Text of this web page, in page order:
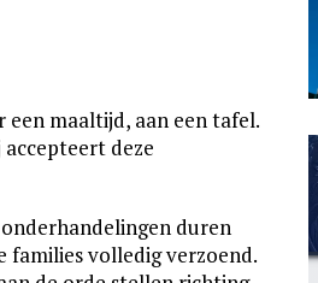
maaltijd, aan een tafel.
deze
duren
families volledig verzoend.